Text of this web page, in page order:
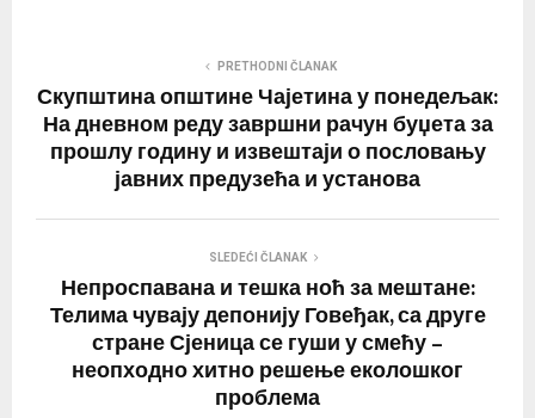
PRETHODNI ČLANAK
Скупштина општине Чајетина у понедељак:
На дневном реду завршни рачун буџета за
прошлу годину и извештаји о пословању
јавних предузећа и установа
SLEDEĆI ČLANAK
Непроспавана и тешка ноћ за мештане:
Телима чувају депонију Говеђак, са друге
стране Сјеница се гуши у смећу –
неопходно хитно решење еколошког
проблема